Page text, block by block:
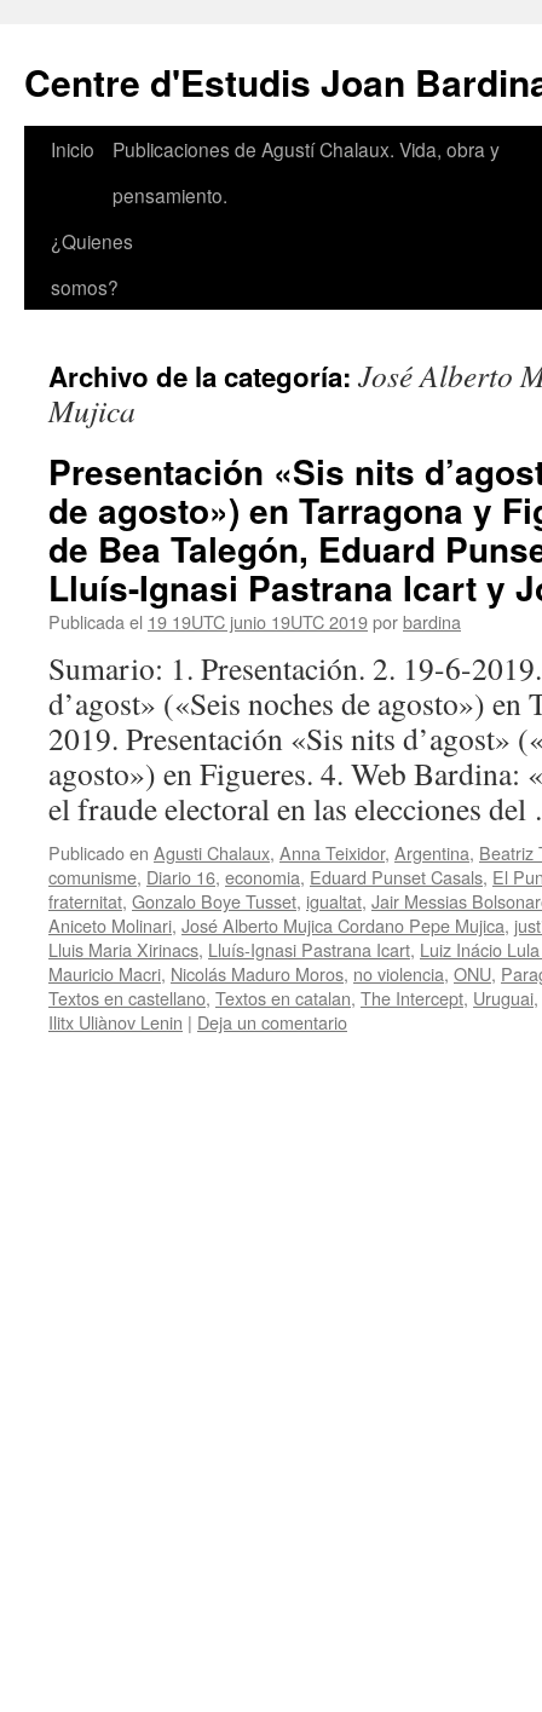
contenido
Centre d'Estudis Joan
Inicio
Publicaciones de Agustí Chalaux. Vida, obra y
pensamiento.
¿Quienes
somos?
Archivo de la categoría: José Alberto
Mujica
Presentación «Sis nits
de agosto») en Tarragona y
de Bea Talegón, Eduard
Lluís-Ignasi Pastrana Icart y
Publicada el 19 19UTC junio 19UTC 2019porbardina
Sumario: 1. Presentación. 2. 19-6-
d’agost» («Seis noches de agosto») en
2019. Presentación «Sis nits d’agost»
agosto») en Figueres. 4. Web Bardina:
el fraude electoral en las elecciones
Publicado en Agusti Chalaux, Anna Teixidor, Argentina, Beatriz
comunisme, Diario 16, economia, Eduard Punset Casals, El
fraternitat, Gonzalo Boye Tusset, igualtat, Jair Messias
Aniceto Molinari, José Alberto Mujica Cordano Pepe Mujica,
Lluis Maria Xirinacs, Lluís-Ignasi Pastrana Icart, Luiz Inácio
Mauricio Macri, Nicolás Maduro Moros, no violencia, ONU,
Textos en castellano, Textos en catalan, The Intercept, Uruguai,
Ilitx Uliànov Lenin | Deja un comentario